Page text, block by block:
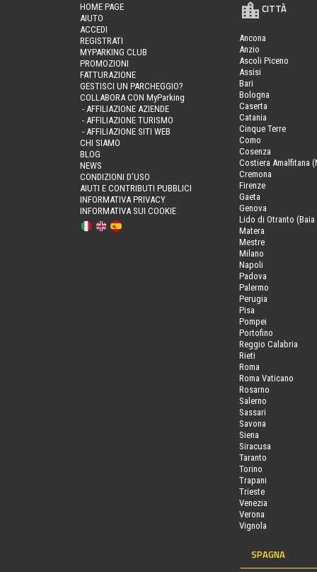
HOME PAGE
AIUTO
ACCEDI
REGISTRATI
MYPARKING CLUB
PROMOZIONI
FATTURAZIONE
GESTISCI UN PARCHEGGIO?
COLLABORA CON MyParking
- AFFILIAZIONE AZIENDE
- AFFILIAZIONE TURISMO
- AFFILIAZIONE SITI WEB
CHI SIAMO
BLOG
NEWS
CONDIZIONI D’USO
AIUTI E CONTRIBUTI PUBBLICI
INFORMATIVA PRIVACY
INFORMATIVA SUI COOKIE
CITTÀ
Ancona
Anzio
Ascoli Piceno
Assisi
Bari
Bologna
Caserta
Catania
Cinque Terre
Como
Cosenza
Costiera Amalfitana
Cremona
Firenze
Gaeta
Genova
Lido di Otranto (Baia
Matera
Mestre
Milano
Napoli
Padova
Palermo
Perugia
Pisa
Pompei
Portofino
Reggio Calabria
Rieti
Roma
Roma Vaticano
Rosarno
Salerno
Sassari
Savona
Siena
Siracusa
Taranto
Torino
Trapani
Trieste
Venezia
Verona
Vignola
SPAGNA